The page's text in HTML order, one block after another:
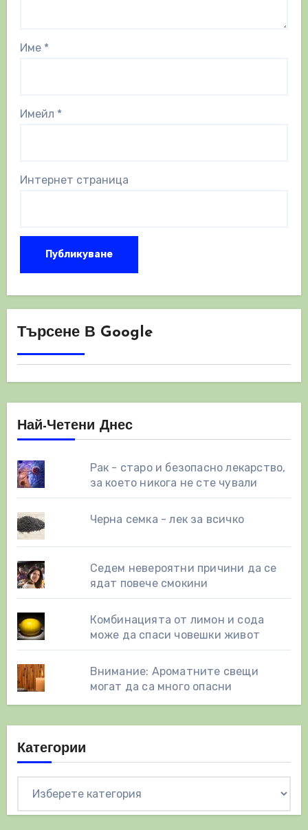
Име *
Имейл *
Интернет страница
Търсене В Google
Най-Четени Днес
Рак - старо и безопасно лекарство,
за което никога не сте чували
Черна семка - лек за всичко
Седем невероятни причини да се
ядат повече смокини
Комбинацията от лимон и сода
може да спаси човешки живот
Внимание: Ароматните свещи
могат да са много опасни
Категории